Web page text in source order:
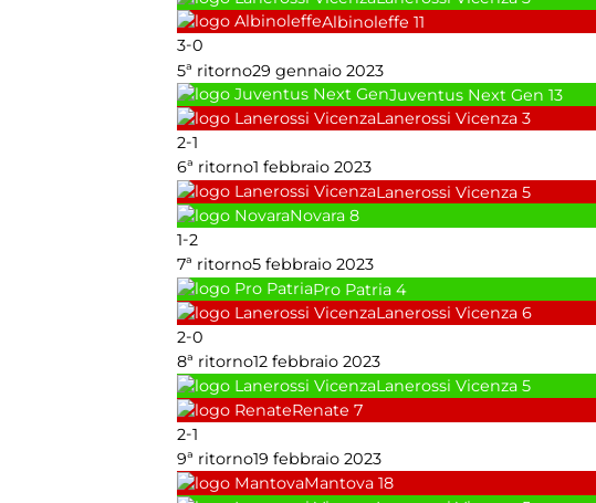
Albinoleffe 11
3-0
5ª ritorno29 gennaio 2023
Juventus Next Gen 13
Lanerossi Vicenza 3
2-1
6ª ritorno1 febbraio 2023
Lanerossi Vicenza 5
Novara 8
1-2
7ª ritorno5 febbraio 2023
Pro Patria 4
Lanerossi Vicenza 6
2-0
8ª ritorno12 febbraio 2023
Lanerossi Vicenza 5
Renate 7
2-1
9ª ritorno19 febbraio 2023
Mantova 18